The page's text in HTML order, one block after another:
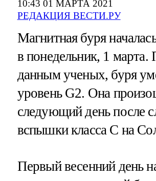
10:43 01 МАРТА 2021
РЕДАКЦИЯ ВЕСТИ.РУ
Магнитная буря
в понедельник, 1 марта.
данным ученых, буря
уровень G2. Она
следующий день после
вспышки класса С на
Первый весенний день